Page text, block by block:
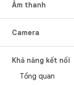
Âm thanh
Camera
Khả năng kết nối
Tổng quan